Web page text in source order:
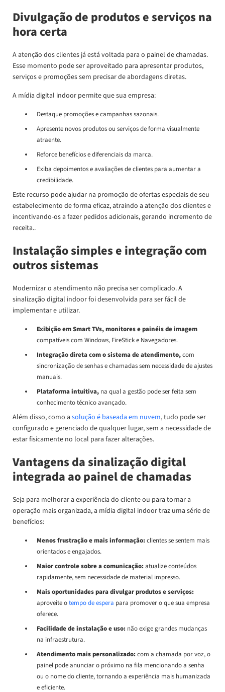
Divulgação de produtos e serviços na
hora certa
A atenção dos clientes já está voltada para o painel de chamadas.
Esse momento pode ser aproveitado para apresentar produtos,
serviços e promoções sem precisar de abordagens diretas.
A mídia digital indoor permite que sua empresa:
Destaque promoções e campanhas sazonais.
Apresente novos produtos ou serviços de forma visualmente
atraente.
Reforce benefícios e diferenciais da marca.
Exiba depoimentos e avaliações de clientes para aumentar a
credibilidade.
Este recurso pode ajudar na promoção de ofertas especiais de seu
estabelecimento de forma eficaz, atraindo a atenção dos clientes e
incentivando-os a fazer pedidos adicionais, gerando incremento de
receita..
Instalação simples e integração com
outros sistemas
Modernizar o atendimento não precisa ser complicado. A
sinalização digital indoor foi desenvolvida para ser fácil de
implementar e utilizar.
Exibição em Smart TVs, monitores e painéis de imagem
compatíveis com Windows, FireStick e Navegadores.
Integração direta com o sistema de atendimento,com
sincronização de senhas e chamadas sem necessidade de ajustes
manuais.
Plataforma intuitiva, na qual a gestão pode ser feita sem
conhecimento técnico avançado.
Além disso, como a solução é baseada em nuvem, tudo pode ser
configurado e gerenciado de qualquer lugar, sem a necessidade de
estar fisicamente no local para fazer alterações.
Vantagens da sinalização digital
integrada ao painel de chamadas
Seja para melhorar a experiência do cliente ou para tornar a
operação mais organizada, a mídia digital indoor traz uma série de
benefícios:
Menos frustração e mais informação:clientes se sentem mais
orientados e engajados.
Maior controle sobre a comunicação:atualize conteúdos
rapidamente, sem necessidade de material impresso.
Mais oportunidades para divulgar produtos e serviços:
aproveite otempo de espera para promover o que sua empresa
oferece.
Facilidade de instalação e uso: não exige grandes mudanças
na infraestrutura.
Atendimento mais personalizado:com a chamada por voz, o
painel pode anunciar o próximo na fila mencionando a senha
ou o nome do cliente, tornando a experiência mais humanizada
e eficiente.